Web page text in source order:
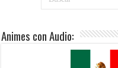
Animes con Audio: